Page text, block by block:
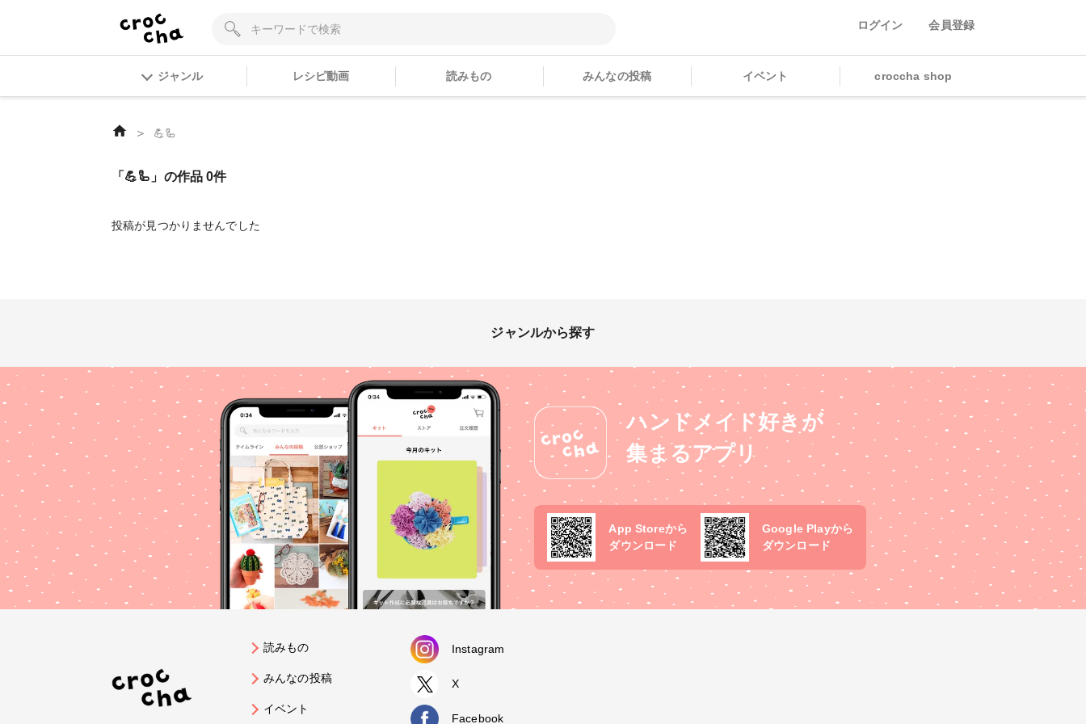
ログイン 会員登録
ジャンル レシピ動画 読みもの みんなの投稿 イベント croccha shop
＞ 💪🦾
「💪🦾」の作品 0件
投稿が見つかりませんでした
ジャンルから探す
ハンドメイド好きが
集まるアプリ
App Storeから
ダウンロード
Google Playから
ダウンロード
読みもの
みんなの投稿
イベント
Instagram
X
Facebook